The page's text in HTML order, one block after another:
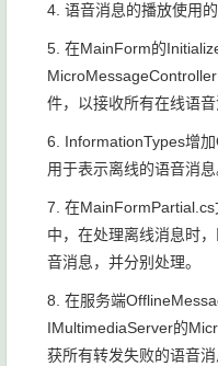
4. 语音消息的播放使用
5. 在MainForm的
件，以接收所有在线语音
6. InformationTypes增
用于表示离线的语音消息
7. 在
中，在处理离线消息时
音消息，并分别处理。
8. 在服务端
IMultimediaServer的
获所有转发失败的语音